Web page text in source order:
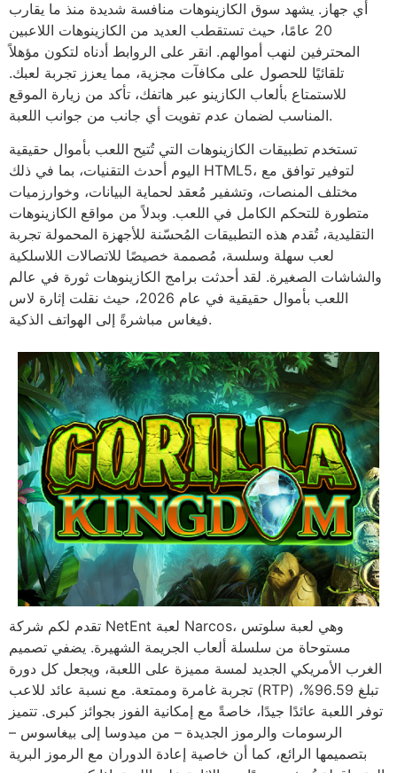
أي جهاز. يشهد سوق الكازينوهات منافسة شديدة منذ ما يقارب
20 عامًا، حيث تستقطب العديد من الكازينوهات اللاعبين
المحترفين لنهب أموالهم. انقر على الروابط أدناه لتكون مؤهلاً
تلقائيًا للحصول على مكافآت مجزية، مما يعزز تجربة لعبك.
للاستمتاع بألعاب الكازينو عبر هاتفك، تأكد من زيارة الموقع
المناسب لضمان عدم تفويت أي جانب من جوانب اللعبة.
تستخدم تطبيقات الكازينوهات التي تُتيح اللعب بأموال حقيقية
اليوم أحدث التقنيات، بما في ذلك HTML5، لتوفير توافق مع
مختلف المنصات، وتشفير مُعقد لحماية البيانات، وخوارزميات
متطورة للتحكم الكامل في اللعب. وبدلاً من مواقع الكازينوهات
التقليدية، تُقدم هذه التطبيقات المُحسّنة للأجهزة المحمولة تجربة
لعب سهلة وسلسة، مُصممة خصيصًا للاتصالات اللاسلكية
والشاشات الصغيرة. لقد أحدثت برامج الكازينوهات ثورة في عالم
اللعب بأموال حقيقية في عام 2026، حيث نقلت إثارة لاس
فيغاس مباشرةً إلى الهواتف الذكية.
تقدم لكم شركة NetEnt لعبة Narcos، وهي لعبة سلوتس
مستوحاة من سلسلة ألعاب الجريمة الشهيرة. يضفي تصميم
الغرب الأمريكي الجديد لمسة مميزة على اللعبة، ويجعل كل دورة
تجربة غامرة وممتعة. مع نسبة عائد للاعب (RTP) تبلغ 96.59%،
توفر اللعبة عائدًا جيدًا، خاصةً مع إمكانية الفوز بجوائز كبرى. تتميز
الرسومات والرموز الجديدة – من ميدوسا إلى بيغاسوس –
بتصميمها الرائع، كما أن خاصية إعادة الدوران مع الرموز البرية